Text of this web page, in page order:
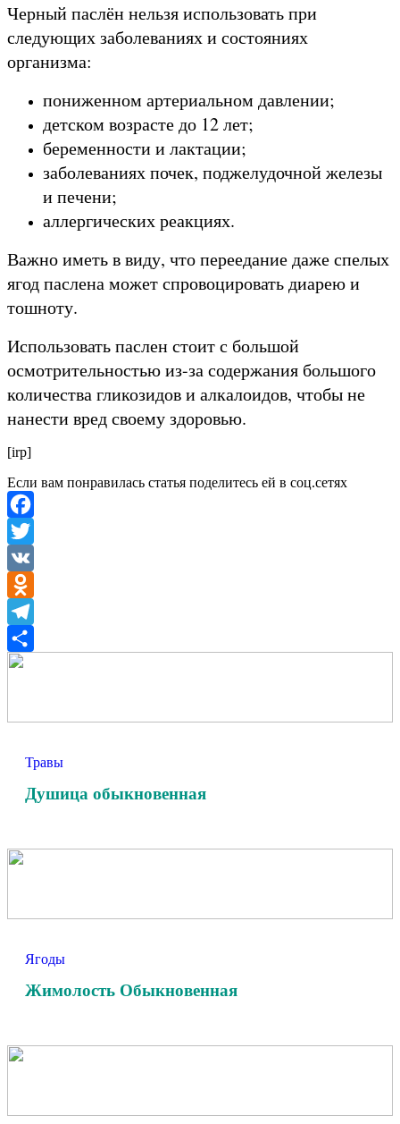
Черный паслён нельзя использовать при
следующих заболеваниях и состояниях
организма:
пониженном артериальном давлении;
детском возрасте до 12 лет;
беременности и лактации;
заболеваниях почек, поджелудочной железы
и печени;
аллергических реакциях.
Важно иметь в виду, что переедание даже спелых
ягод паслена может спровоцировать диарею и
тошноту.
Использовать паслен стоит с большой
осмотрительностью из-за содержания большого
количества гликозидов и алкалоидов, чтобы не
нанести вред своему здоровью.
[irp]
Если вам понравилась статья поделитесь ей в соц.сетях
Facebook
Twitter
VK
Odnoklassniki
Telegram
Отправить
Травы
Душица обыкновенная
Ягоды
Жимолость Обыкновенная